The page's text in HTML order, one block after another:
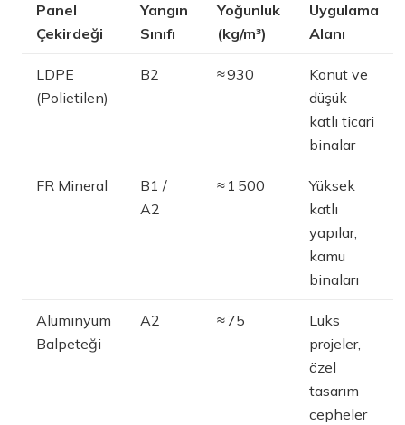
Panel
Çekirdeği
Yangın
Sınıfı
Yoğunluk
(kg/m³)
Uygulama
Alanı
LDPE
(Polietilen)
B2 ≈ 930
Konut ve
düşük
katlı ticari
binalar
FR Mineral
B1 /
A2
≈ 1 500
Yüksek
katlı
yapılar,
kamu
binaları
Alüminyum
Balpeteği
A2 ≈ 75
Lüks
projeler,
özel
tasarım
cepheler